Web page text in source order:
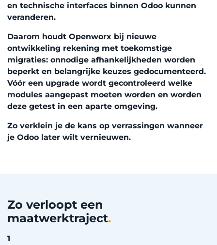
en technische interfaces binnen Odoo kunnen
veranderen.
Daarom houdt Openworx bij nieuwe
ontwikkeling rekening met toekomstige
migraties: onnodige afhankelijkheden worden
beperkt en belangrijke keuzes gedocumenteerd.
Vóór een upgrade wordt gecontroleerd welke
modules aangepast moeten worden en worden
deze getest in een aparte omgeving.
Zo verklein je de kans op verrassingen wanneer
je Odoo later wilt vernieuwen.
Zo verloopt een
maatwerktraject.
1